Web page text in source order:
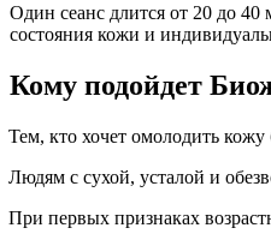
Один сеанс длится от 20 до 40
состояния кожи и
Кому подойдет
Тем, кто хочет омолодить
Людям с сухой, усталой и
При первых признаках